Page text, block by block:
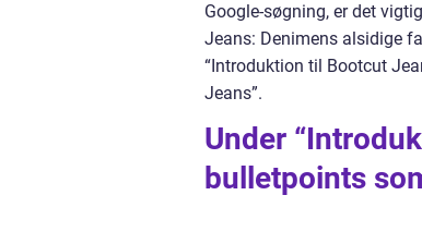
Google-søgning, er det
Jeans: Denimens alsidige
“Introduktion til Bootcut
Jeans”.
Under
bulletpoints